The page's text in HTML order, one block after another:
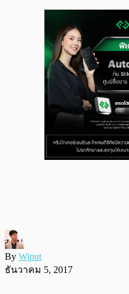
By Wiput
ธันวาคม 5, 2017